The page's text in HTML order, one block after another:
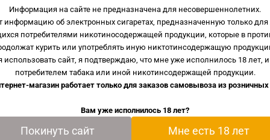
жидкость для POD систем Bizarre by Crunk Salt
по всей России с помощью СДЭК или Почты России.
Информация на сайте не предназначена для несовершеннолетних.
информацию об электронных сигаретах, предназначенную только
потребителями никотиносодержащей продукции, которые в
курить или употреблять иную никтотинсодержащую
использовать сайт, я подтверждаю, что мне уже исполнилось 18 лет,
потребителем табака или иной никотинсодержащей продукции.
магазин работает только для заказов самовывоза изрозничных
Вам уже исполнилось 18 лет?
Покинуть сайт Мне есть 18 лет